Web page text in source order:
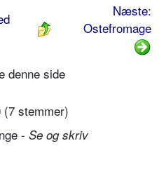
Næste:
Ostefromage
denne side
(7 stemmer)
- Se og skriv